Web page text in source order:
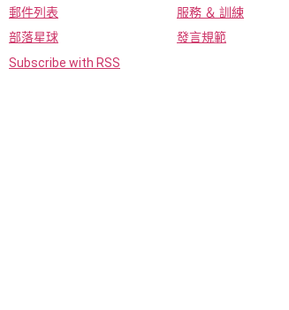
郵件列表
部落星球
Subscribe with RSS
服務 ＆ 訓練
發言規範